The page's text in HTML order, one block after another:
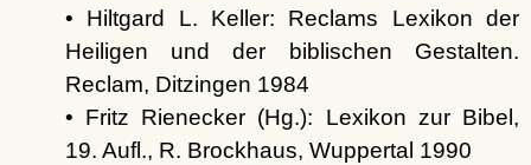
• Hiltgard L. Keller: Reclams Lexikon der
Heiligen und der biblischen Gestalten.
Reclam, Ditzingen 1984
• Fritz Rienecker (Hg.): Lexikon zur Bibel,
19. Aufl., R. Brockhaus, Wuppertal 1990